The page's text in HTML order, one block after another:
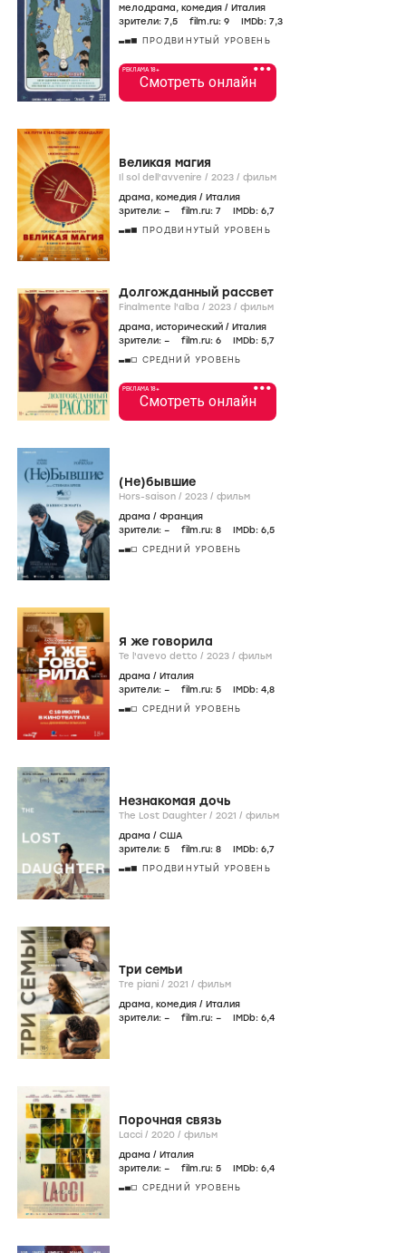
мелодрама, комедия / Италия
зрители: 7,5 film.ru: 9 IMDb: 7,3
ПРОДВИНУТЫЙ УРОВЕНЬ
•••
РЕКЛАМА 18+
Смотреть онлайн
Великая магия
Il sol dell'avvenire / 2023 / фильм
драма, комедия / Италия
зрители: – film.ru: 7 IMDb: 6,7
ПРОДВИНУТЫЙ УРОВЕНЬ
Долгожданный рассвет
Finalmente l'alba / 2023 / фильм
драма, исторический / Италия
зрители: – film.ru: 6 IMDb: 5,7
СРЕДНИЙ УРОВЕНЬ
•••
РЕКЛАМА 18+
Смотреть онлайн
(Не)бывшие
Hors-saison / 2023 / фильм
драма / Франция
зрители: – film.ru: 8 IMDb: 6,5
СРЕДНИЙ УРОВЕНЬ
Я же говорила
Te l'avevo detto / 2023 / фильм
драма / Италия
зрители: – film.ru: 5 IMDb: 4,8
СРЕДНИЙ УРОВЕНЬ
Незнакомая дочь
The Lost Daughter / 2021 / фильм
драма / США
зрители: 5 film.ru: 8 IMDb: 6,7
ПРОДВИНУТЫЙ УРОВЕНЬ
Три семьи
Tre piani / 2021 / фильм
драма, комедия / Италия
зрители: – film.ru: – IMDb: 6,4
Порочная связь
Lacci / 2020 / фильм
драма / Италия
зрители: – film.ru: 5 IMDb: 6,4
СРЕДНИЙ УРОВЕНЬ